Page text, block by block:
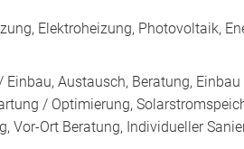
Elektroheizung, Photovoltaik,
Austausch, Beratung,
/ Optimierung,
Vor-Ort Beratung, Individueller